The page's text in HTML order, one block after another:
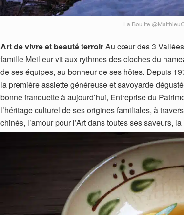
La Bouitte
Art de vivre et beauté terroirAu cœur des 3
famille Meilleur vit aux rythmes des cloches du
de ses équipes, au bonheur de ses hôtes. Depuis
la première assiette généreuse et savoyarde
bonne franquette à aujourd’hui, Entreprise du
l’héritage culturel de ses origines familiales, à
chinés, l’amour pour l’Art dans toutes ses saveurs,